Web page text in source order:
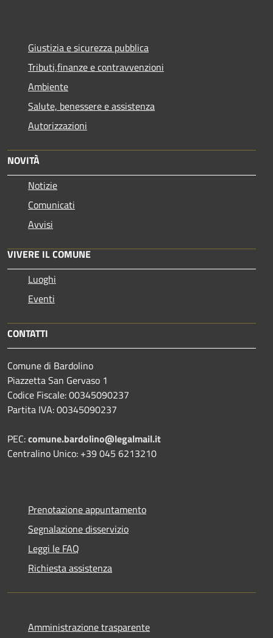
Giustizia e sicurezza pubblica
Tributi,finanze e contravvenzioni
Ambiente
Salute, benessere e assistenza
Autorizzazioni
NOVITÀ
Notizie
Comunicati
Avvisi
VIVERE IL COMUNE
Luoghi
Eventi
CONTATTI
Comune di Bardolino
Piazzetta San Gervaso 1
Codice Fiscale: 00345090237
Partita IVA: 00345090237
PEC:comune.bardolino@legalmail.it
Centralino Unico: +39 045 6213210
Prenotazione appuntamento
Segnalazione disservizio
Leggi le FAQ
Richiesta assistenza
Amministrazione trasparente